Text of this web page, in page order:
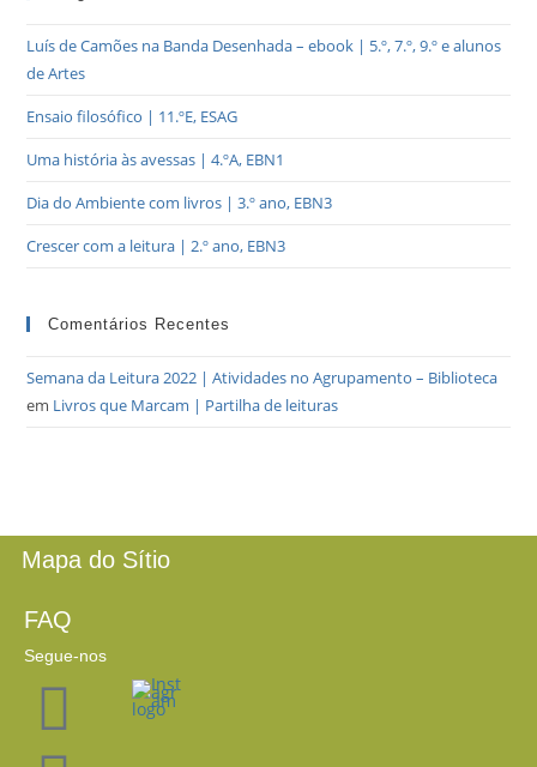
Luís de Camões na Banda Desenhada – ebook | 5.º, 7.º, 9.º e alunos
de Artes
Ensaio filosófico | 11.ºE, ESAG
Uma história às avessas | 4.ºA, EBN1
Dia do Ambiente com livros | 3.º ano, EBN3
Crescer com a leitura | 2.º ano, EBN3
Comentários Recentes
Semana da Leitura 2022 | Atividades no Agrupamento – Biblioteca
em Livros que Marcam | Partilha de leituras
Mapa do Sítio
FAQ
Segue-nos